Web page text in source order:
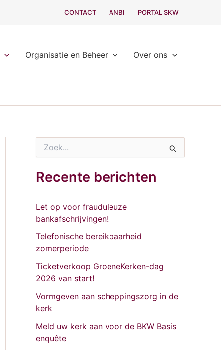
CONTACT ANBI PORTAL SKW
Organisatie en Beheer Over ons
k
n
r
:
Recente berichten
Let op voor frauduleuze
bankafschrijvingen!
Telefonische bereikbaarheid
zomerperiode
Ticketverkoop GroeneKerken-dag
2026 van start!
Vormgeven aan scheppingszorg in de
kerk
Meld uw kerk aan voor de BKW Basis
enquête